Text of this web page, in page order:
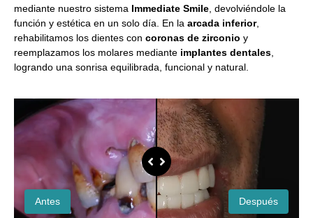
mediante nuestro sistema Immediate Smile , devolviéndole la
función y estética en un solo día. En la arcada inferior,
rehabilitamos los dientes con coronas de zirconio y
reemplazamos los molares mediante implantes dentales
logrando una sonrisa equilibrada, funcional y natural.
Antes Después